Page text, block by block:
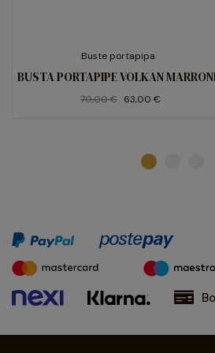
Buste portapipa
BUSTA PORTAPIPE VOLKAN
70,00 € 63,00 €